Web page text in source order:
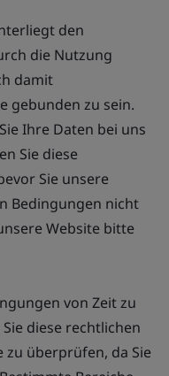
den
die Nutzung
damit
gebunden zu sein.
Ihre Daten bei uns
Sie diese
Sie unsere
Bedingungen nicht
Website bitte
von Zeit zu
diese rechtlichen
zu überprüfen, da Sie